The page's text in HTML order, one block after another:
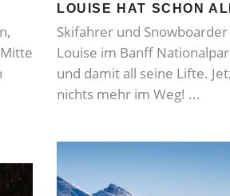
LOUISE HAT SCHON
Skifahrer und
Louise im Banff
und damit all seine Lifte.
nichts mehr im Weg!